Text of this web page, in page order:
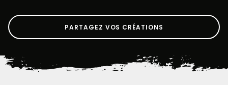
PARTAGEZ VOS CRÉATIONS